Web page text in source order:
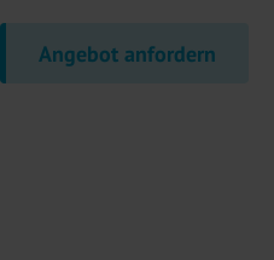
Angebot anfordern